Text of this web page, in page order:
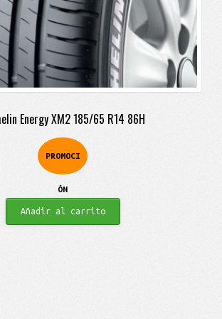
Energy XM2 185/65 R14 86H
PROMOCI
ÓN
Añadir al carrito